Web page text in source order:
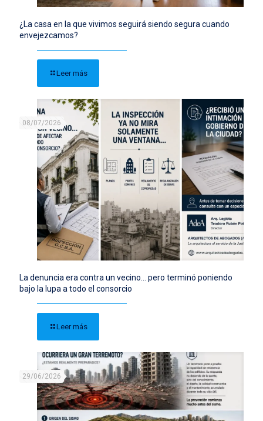
¿La casa en la que vivimos seguirá siendo segura cuando
envejezcamos?
Leer más
08/07/2026
La denuncia era contra un vecino… pero terminó poniendo
bajo la lupa a todo el consorcio
Leer más
29/06/2026